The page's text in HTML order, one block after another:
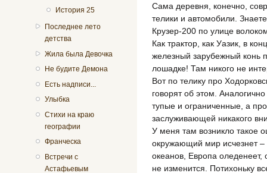
История 25
Последнее лето
детства
Жила была Девочка
Не будите Демона
Есть надписи...
Улыбка
Стихи на краю
географии
Франческа
Встречи с
Астафьевым
Сама деревня, конечно,
телики и автомобили.
Крузер-200 по улице
Как трактор, как Уазик, в
железный зарубежный конь
лошадке! Там никого не
Вот по телику про
говорят об этом.
тупые и ограниченные, а
заслуживающей никакого
У меня там возникло такое
окружающий мир исчезнет –
океанов, Европа
не изменится. Потихоньку